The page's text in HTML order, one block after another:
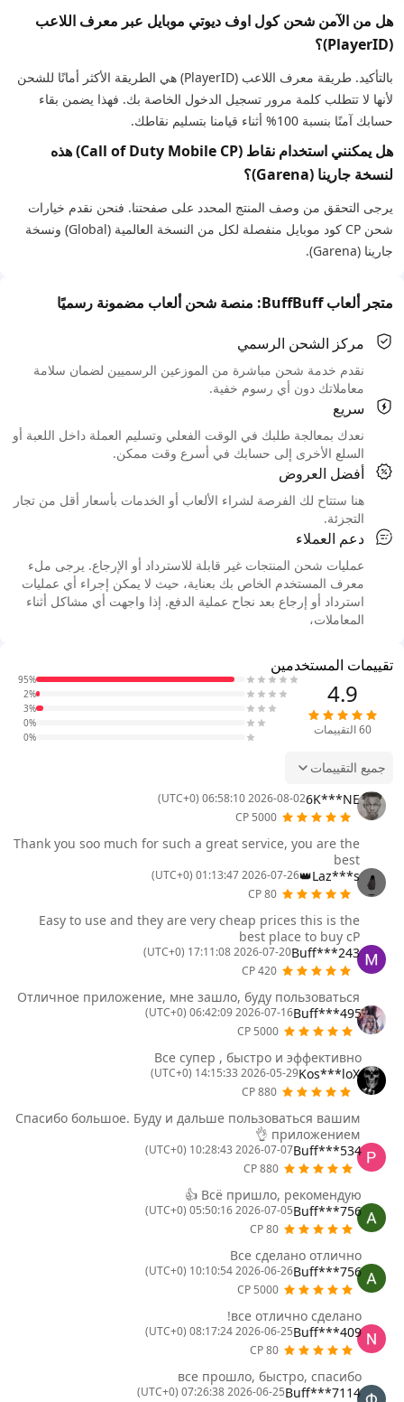
هل من الآمن شحن كول اوف ديوتي موبايل عبر معرف اللاعب
(PlayerID)؟
بالتأكيد. طريقة معرف اللاعب (PlayerID) هي الطريقة الأكثر أمانًا للشحن
لأنها لا تتطلب كلمة مرور تسجيل الدخول الخاصة بك. فهذا يضمن بقاء
حسابك آمنًا بنسبة 100% أثناء قيامنا بتسليم نقاطك.
هل يمكنني استخدام نقاط (Call of Duty Mobile CP) هذه
لنسخة جارينا (Garena)؟
يرجى التحقق من وصف المنتج المحدد على صفحتنا. فنحن نقدم خيارات
شحن CP كود موبايل منفصلة لكل من النسخة العالمية (Global) ونسخة
جارينا (Garena).
متجر ألعاب BuffBuff: منصة شحن ألعاب مضمونة رسميًا
مركز الشحن الرسمي
نقدم خدمة شحن مباشرة من الموزعين الرسميين لضمان سلامة
معاملاتك دون أي رسوم خفية.
سريع
نعدك بمعالجة طلبك في الوقت الفعلي وتسليم العملة داخل اللعبة أو
السلع الأخرى إلى حسابك في أسرع وقت ممكن.
أفضل العروض
هنا ستتاح لك الفرصة لشراء الألعاب أو الخدمات بأسعار أقل من تجار
التجزئة.
دعم العملاء
عمليات شحن المنتجات غير قابلة للاسترداد أو الإرجاع. يرجى ملء
معرف المستخدم الخاص بك بعناية، حيث لا يمكن إجراء أي عمليات
استرداد أو إرجاع بعد نجاح عملية الدفع. إذا واجهت أي مشاكل أثناء
المعاملات،
تقييمات المستخدمين
4.9
60التقييمات
95%
2%
3%
0%
0%
جميع التقييمات
6K***NE
2026-08-02 06:58:10 (UTC+0)
5000 CP
Thank you soo much for such a great service, you are the
best
Laz***s👑
2026-07-26 01:13:47 (UTC+0)
80 CP
Easy to use and they are very cheap prices this is the
best place to buy cP
Buff***243
2026-07-20 17:11:08 (UTC+0)
420 CP
Отличное приложение, мне зашло, буду пользоваться
Buff***495
2026-07-16 06:42:09 (UTC+0)
5000 CP
Все супер , быстро и эффективно
Kos***loX
2026-05-29 14:15:33 (UTC+0)
880 CP
Спасибо большое. Буду и дальше пользоваться вашим
приложением 👌
Buff***534
2026-07-07 10:28:43 (UTC+0)
880 CP
Всё пришло, рекомендую 👍
Buff***756
2026-07-05 05:50:16 (UTC+0)
80 CP
Все сделано отлично
Buff***756
2026-06-26 10:10:54 (UTC+0)
5000 CP
все отлично сделано!
Buff***409
2026-06-25 08:17:24 (UTC+0)
80 CP
все прошло, быстро, спасибо
Buff***7114
2026-06-25 07:26:38 (UTC+0)